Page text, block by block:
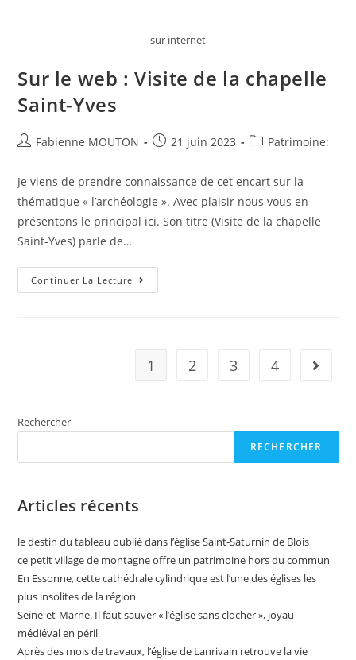
sur internet
Sur le web : Visite de la chapelle
Saint-Yves
Auteur/autrice
la
publication :
Fabienne MOUTON
Post21 juin 2023
PostPatrimoine:
Je viens de prendre connaissance de cet encart sur la
thématique « l’archéologie ». Avec plaisir nous vous en
présentons le principal ici. Son titre (Visite de la chapelle
Saint-Yves) parle de…
Continuer La Lecture Sur
Le
Chapelle
Saint-
1 2 3 4 Aller à
Rechercher
RECHERCHER
Articles récents
le destin du tableau oublié dans l’église Saint-Saturnin de Blois
ce petit village de montagne offre un patrimoine hors du commun
En Essonne, cette cathédrale cylindrique est l’une des églises les
plus insolites de la région
Seine-et-Marne. Il faut sauver « l’église sans clocher », joyau
médiéval en péril
Après des mois de travaux, l’église de Lanrivain retrouve la vie